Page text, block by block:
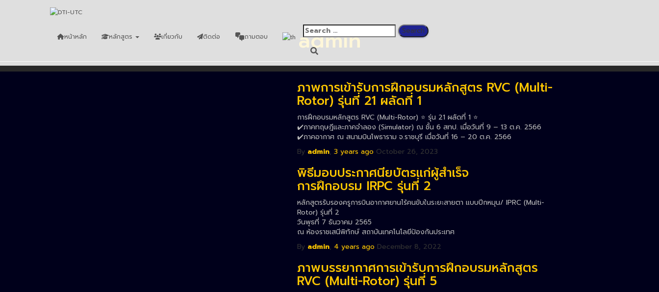
หน้าหลัก หลักสูตร เกี่ยวกับ ติดต่อ ถามตอบ admin
ภาพการเข้ารับการฝึกอบรมหลักสูตร RVC (Multi-
Rotor) รุ่นที่ 21 ผลัดที่ 1
การฝึกอบรมหลักสูตร RVC (Multi-Rotor) ⭐️ รุ่น 21 ผลัดที่ 1 ⭐️
✔️ภาคทฤษฎีและภาคจำลอง (Simulator) ณ ชั้น 6 สทป. เมื่อวันที่ 9 – 13 ต.ค. 2566
✔️ภาคอากาศ ณ สนามบินโพธาราม จ.ราชบุรี เมื่อวันที่ 16 – 20 ต.ค. 2566
By admin, 3 years ago October 26, 2023
พิธีมอบประกาศนียบัตรแก่ผู้สำเร็จ
การฝึกอบรม IRPC รุ่นที่ 2
หลักสูตรรับรองครูการบินอากาศยานไร้คนขับในระยะสายตา แบบปีกหมุน/ IPRC (Multi-
Rotor) รุ่นที่ 2
วันพุธที่ 7 ธันวาคม 2565
ณ ห้องราชเสนีพิทักษ์ สถาบันเทคโนโลยีป้องกันประเทศ
By admin, 4 years ago December 8, 2022
ภาพบรรยากาศการเข้ารับการฝึกอบรมหลักสูตร
RVC (Multi-Rotor) รุ่นที่ 5